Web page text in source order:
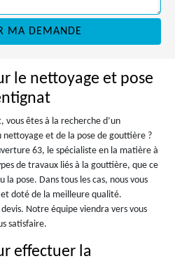
le nettoyage et pose
êtes à la recherche d’un
nettoyage et de la pose de gouttière ?
63, le spécialiste en la matière à
de travaux liés à la gouttière, que ce
pose. Dans tous les cas, nous vous
doté de la meilleure qualité.
Notre équipe viendra vers vous
satisfaire.
effectuer la